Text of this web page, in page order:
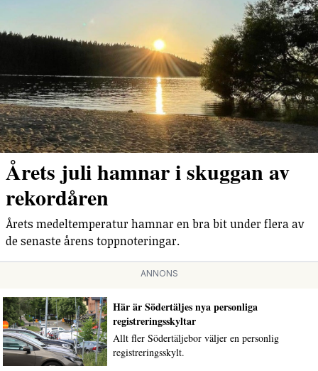
Årets juli hamnar i skuggan av
rekordåren
Årets medeltemperatur hamnar en bra bit under flera av
de senaste årens toppnoteringar.
ANNONS
Här är Södertäljes nya personliga
registreringsskyltar
Allt fler Södertäljebor väljer en personlig
registreringsskylt.